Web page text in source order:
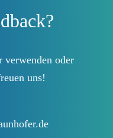
verwenden oder
uns!